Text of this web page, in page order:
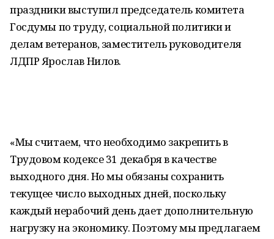
праздники выступил председатель комитета
Госдумы по труду, социальной политики и
делам ветеранов, заместитель руководителя
ЛДПР Ярослав Нилов.
«Мы считаем, что необходимо закрепить в
Трудовом кодексе 31 декабря в качестве
выходного дня. Но мы обязаны сохранить
текущее число выходных дней, поскольку
каждый нерабочий день дает дополнительную
нагрузку на экономику. Поэтому мы предлагаем